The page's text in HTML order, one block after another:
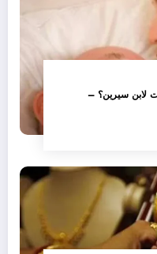
لابن سيرين؟ –